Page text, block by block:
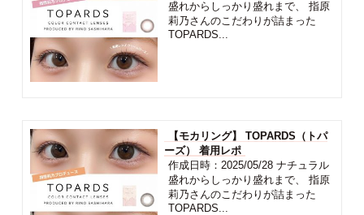
盛れからしっかり盛れまで、 指原
莉乃さんのこだわりが詰まった
TOPARDS...
【モカリング】 TOPARDS（トパ
ーズ） 着用レポ
作成日時：2025/05/28 ナチュラル
盛れからしっかり盛れまで、 指原
莉乃さんのこだわりが詰まった
TOPARDS...